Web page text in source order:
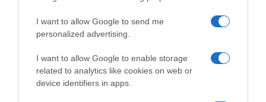
I want to allow Google to send me
personalized advertising.
I want to allow Google to enable storage
related to analytics like cookies on web or
device identifiers in apps.
Címkék: utazás,Kripta-villa
Korábbi bejegyzések Következő bejegyzés